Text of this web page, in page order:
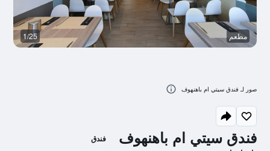
فندق سيتي ام باهنهوف فندق
مطعم 1/25
صور لـ فندق سيتي ام باهنهوف